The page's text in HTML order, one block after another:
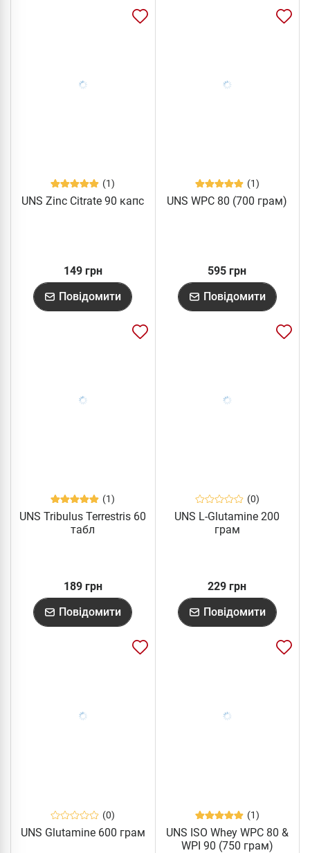
(1)
UNS Zinc Citrate 90 капс
149 грн
Повідомити
(1)
UNS WPC 80 (700 грам)
595 грн
Повідомити
(1)
UNS Tribulus Terrestris 60
табл
189 грн
Повідомити
(0)
UNS L-Glutamine 200
грам
229 грн
Повідомити
(0)
UNS Glutamine 600 грам
(1)
UNS ISO Whey WPC 80 &
WPI 90 (750 грам)